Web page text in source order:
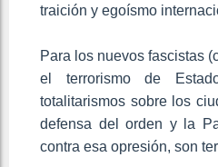
traición y egoísmo
Para los nuevos fascistas
el terrorismo de
totalitarismos sobre los
defensa del orden y la
contra esa opresión, son